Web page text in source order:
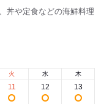
丼や定食などの海鮮料理
火
11
水
12
木
13